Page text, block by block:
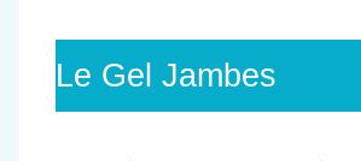
Le Gel Jambes